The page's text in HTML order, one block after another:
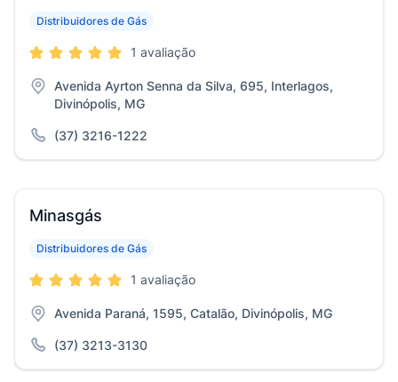
Distribuidores de Gás
1 avaliação
Avenida Ayrton Senna da Silva, 695, Interlagos,
Divinópolis, MG
(37) 3216-1222
Minasgás
Distribuidores de Gás
1 avaliação
Avenida Paraná, 1595, Catalão, Divinópolis, MG
(37) 3213-3130